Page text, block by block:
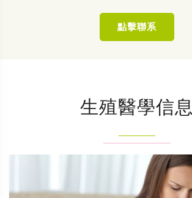
點擊聯系
生殖醫學信息